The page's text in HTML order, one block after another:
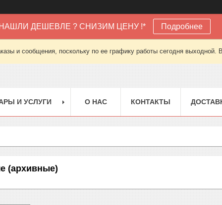
НАШЛИ ДЕШЕВЛЕ ? СНИЗИМ ЦЕНУ !* Подробнее
и сообщения, поскольку по ее графику работы сегодня
И УСЛУГИ О НАС КОНТАКТЫ
(архивные)